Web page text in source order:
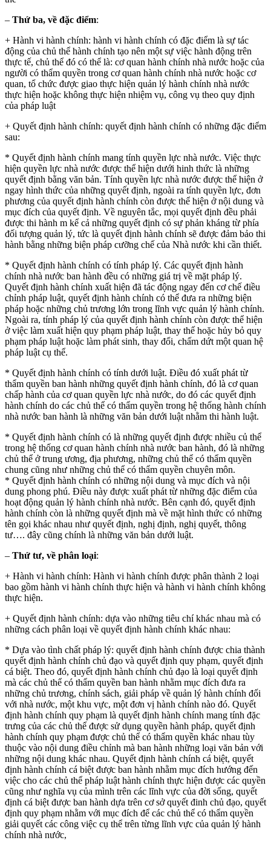
– Thứ ba, về đặc điểm:
+ Hành vi hành chính: hành vi hành chính có đặc điểm là sự tác
động của chủ thể hành chính tạo nên một sự việc hành động trên
thực tế, chủ thể đó có thể là: cơ quan hành chính nhà nước hoặc của
người có thẩm quyền trong cơ quan hành chính nhà nước hoặc cơ
quan, tổ chức được giao thực hiện quản lý hành chính nhà nước
thực hiện hoặc không thực hiện nhiệm vụ, công vụ theo quy định
của pháp luật
+ Quyết định hành chính: quyết định hành chính có những đặc điểm
sau:
* Quyết định hành chính mang tính quyền lực nhà nước. Việc thực
hiện quyền lực nhà nước được thể hiện dưới hinh thức là những
quyết định bằng văn bản. Tính quyền lực nhà nước được thể hiện ở
ngay hình thức của những quyết định, ngoài ra tính quyền lực, đơn
phương của quyết định hành chính còn được thể hiện ở nội dung và
mục đích của quyết định. Về nguyên tắc, mọi quyết định đều phải
được thi hành m kể cả những quyết định có sự phản kháng từ phía
đối tượng quản lý, tức là quyết định hành chính sẽ được đảm bảo thi
hành bằng những biện pháp cưỡng chế của Nhà nước khi cần thiết.
* Quyết định hành chính có tính pháp lý. Các quyết định hành
chính nhà nước ban hành đều có những giá trị về mặt pháp lý.
Quyết định hành chính xuất hiện đã tác động ngay đến cơ chế điều
chỉnh pháp luật, quyết định hành chính có thể đưa ra những biện
pháp hoặc những chủ trương lớn trong lĩnh vực quản lý hành chính.
Ngoài ra, tính pháp lý của quyết định hành chính còn được thể hiện
ở việc làm xuất hiện quy phạm pháp luật, thay thế hoặc hủy bỏ quy
phạm pháp luật hoặc làm phát sinh, thay đổi, chấm dứt một quan hệ
pháp luật cụ thể.
* Quyết định hành chính có tính dưới luật. Điều đó xuất phát từ
thẩm quyền ban hành những quyết định hành chính, đó là cơ quan
chấp hành của cơ quan quyền lực nhà nước, do đó các quyết định
hành chính do các chủ thể có thẩm quyền trong hệ thống hành chính
nhà nước ban hành là những văn bản dưới luật nhằm thi hành luật.
* Quyết định hành chính có là những quyết định được nhiều củ thể
trong hệ thống cơ quan hành chính nhà nước ban hành, đó là những
chủ thể ở trung ương, địa phương, những chủ thể có thẩm quyền
chung cũng như những chủ thể có thẩm quyền chuyên môn.
* Quyết định hành chính có những nội dung và mục đích và nội
dung phong phú. Điều này được xuất phát từ những đặc điểm của
hoạt động quản lý hành chính nhà nước. Bên cạnh đó, quyết định
hành chính còn là những quyết định mà về mặt hình thức có những
tên gọi khác nhau như quyết định, nghị định, nghị quyết, thông
tư…. đây cũng chính là những văn bản dưới luật.
– Thứ tư, về phân loại:
+ Hành vi hành chính: Hành vi hành chính được phân thành 2 loại
bao gồm hành vi hành chính thực hiện và hành vi hành chính không
thực hiện.
+ Quyết định hành chính: dựa vào những tiêu chí khác nhau mà có
những cách phân loại về quyết định hành chính khác nhau:
* Dựa vào tình chất pháp lý: quyết định hành chính được chia thành
quyết định hành chính chủ đạo và quyết định quy phạm, quyết định
cá biệt. Theo đó, quyết định hành chính chủ đạo là loại quyết định
mà các chủ thể có thẩm quyền ban hành nhằm mục đích đưa ra
những chủ trương, chính sách, giải pháp về quản lý hành chính đối
với nhà nước, một khu vực, một đơn vị hành chính nào đó. Quyết
định hành chính quy phạm là quyết định hành chính mang tính đặc
trưng của các chủ thể được sử dụng quyền hành pháp, quyết định
hành chính quy phạm được chủ thể có thẩm quyền khác nhau tùy
thuộc vào nội dung điều chỉnh mà ban hành những loại văn bản với
những nội dung khác nhau. Quyết định hành chính cá biệt, quyết
định hành chính cá biệt được ban hành nhằm mục đích hướng đến
việc cho các chủ thể pháp luật hành chính thực hiện được các quyền
cũng như nghĩa vụ của mình trên các lĩnh vực của đời sống, quyết
định cá biệt được ban hành dựa trên cơ sở quyết đinh chủ đạo, quyết
định quy phạm nhằm với mục đích để các chủ thể có thẩm quyền
giải quyết các công việc cụ thể trên từng lĩnh vực của quản lý hành
chính nhà nước,